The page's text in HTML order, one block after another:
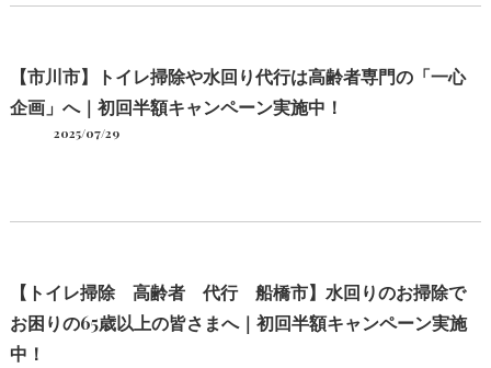
【市川市】トイレ掃除や水回り代行は高齢者専門の「一心
企画」へ｜初回半額キャンペーン実施中！
2025/07/29
【トイレ掃除 高齢者 代行 船橋市】水回りのお掃除で
お困りの65歳以上の皆さまへ｜初回半額キャンペーン実施
中！